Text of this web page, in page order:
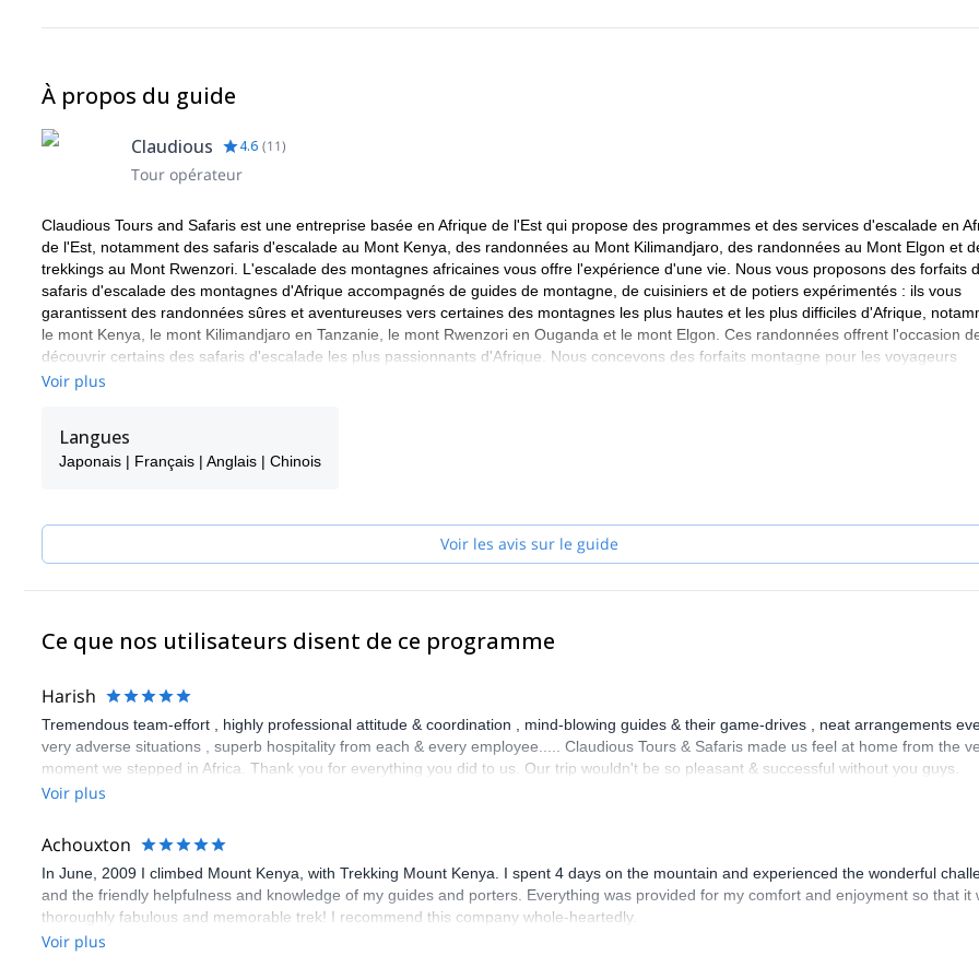
À propos du guide
Claudious 4.6 (11)
Tour opérateur
Claudious Tours and Safaris est une entreprise basée en Afrique de l'Est qui propose des programmes et des services d'escalade en
de l'Est, notamment des safaris d'escalade au Mont Kenya, des randonnées au Mont Kilimandjaro, des randonnées au Mont Elgon et
trekkings au Mont Rwenzori. L'escalade des montagnes africaines vous offre l'expérience d'une vie. Nous vous proposons des forfaits
safaris d'escalade des montagnes d'Afrique accompagnés de guides de montagne, de cuisiniers et de potiers expérimentés : ils vous
garantissent des randonnées sûres et aventureuses vers certaines des montagnes les plus hautes et les plus difficiles d'Afrique,
le mont Kenya, le mont Kilimandjaro en Tanzanie, le mont Rwenzori en Ouganda et le mont Elgon. Ces randonnées offrent l'occasion
découvrir certains des safaris d'escalade les plus passionnants d'Afrique. Nous concevons des forfaits montagne pour les voyageurs
solitaires, les petits et les grands groupes qui envisagent un trekking en Afrique.
Voir plus
Langues
Japonais | Français | Anglais | Chinois
Voir les avis sur le guide
Ce que nos utilisateurs disent de ce programme
Harish
Tremendous team-effort , highly professional attitude & coordination , mind-blowing guides & their game-drives , neat arrangements
very adverse situations , superb hospitality from each & every employee..... Claudious Tours & Safaris made us feel at home from the
moment we stepped in Africa. Thank you for everything you did to us. Our trip wouldn't be so pleasant & successful without you guys.
Voir plus
Achouxton
In June, 2009 I climbed Mount Kenya, with Trekking Mount Kenya. I spent 4 days on the mountain and experienced the wonderful
and the friendly helpfulness and knowledge of my guides and porters. Everything was provided for my comfort and enjoyment so that it
thoroughly fabulous and memorable trek! I recommend this company whole-heartedly.
Voir plus